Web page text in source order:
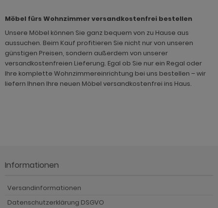
Möbel fürs Wohnzimmer versandkostenfrei bestellen
Unsere Möbel können Sie ganz bequem von zu Hause aus
aussuchen. Beim Kauf profitieren Sie nicht nur von unseren
günstigen Preisen, sondern außerdem von unserer
versandkostenfreien Lieferung. Egal ob Sie nur ein Regal oder
Ihre komplette Wohnzimmereinrichtung bei uns bestellen – wir
liefern Ihnen Ihre neuen Möbel versandkostenfrei ins Haus.
Informationen
Versandinformationen
Datenschutzerklärung DSGVO